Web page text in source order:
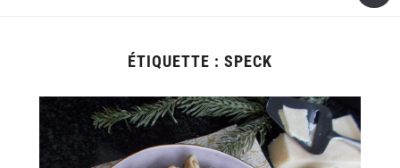
ÉTIQUETTE : SPECK